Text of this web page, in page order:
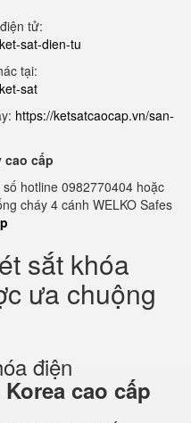
tử:
sat-dien-tu
tại:
sat
https://ketsatcaocap.vn/san-
cao cấp
hotline 0982770404 hoặc
cháy 4 cánh WELKO Safes
sắt khóa
ưa chuộng
điện
cao cấp